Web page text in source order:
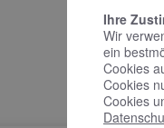
Ihre
Wir
ein
Cookies
Cookies
Cookies